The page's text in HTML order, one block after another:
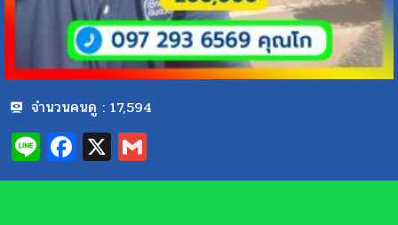
จำนวนคนดู : 17,594
LineFacebook
X